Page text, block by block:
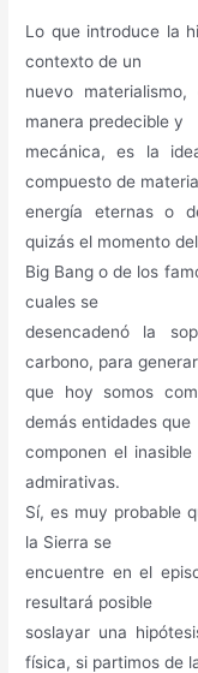
Lo que introduce la
contexto de un
nuevo
manera predecible y
mecánica, es la
compuesto de
energía eternas o
quizás el momento del
Big Bang o de los
cuales se
desencadenó la
carbono, para
que hoy somos
demás entidades que
componen el
admirativas.
Sí, es muy probable
la Sierra se
encuentre en el
resultará posible
soslayar una
física, si partimos de